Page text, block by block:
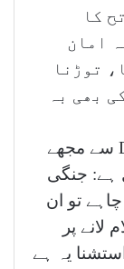
کا
امان
توڑنا
بھی بہ
(3) محمد فاتح کے زمانے کے Devsirme سے مجھے
ہے: جنگی
تو ان
لانے پر
یہ ہے